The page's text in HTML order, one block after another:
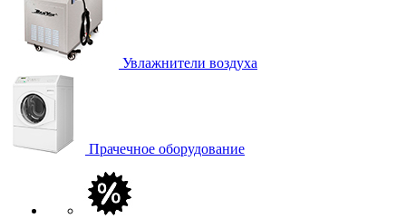
Увлажнители воздуха
Прачечное оборудование